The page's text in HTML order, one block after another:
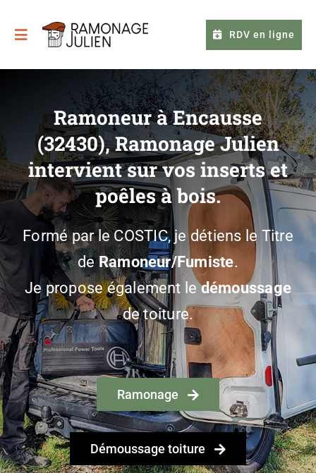
Toggle
Prestations
FAQ
Contact
RDV en ligne
Ramoneur à Encausse
(32430), Ramonage Julien
intervient sur vos inserts et
poêles à bois.
Formé par le COSTIC, je détiens le Titre
deRamoneur/Fumiste.
Je propose également ledémoussage
de toiture.
Ramonage
Démoussage toiture